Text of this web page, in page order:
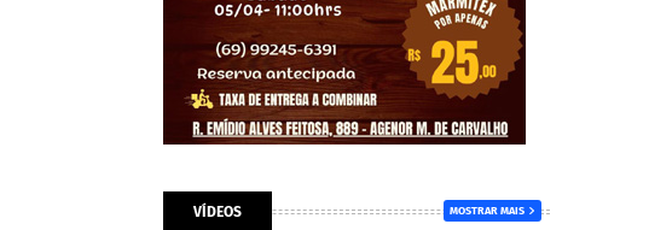
VÍDEOS MOSTRAR MAIS